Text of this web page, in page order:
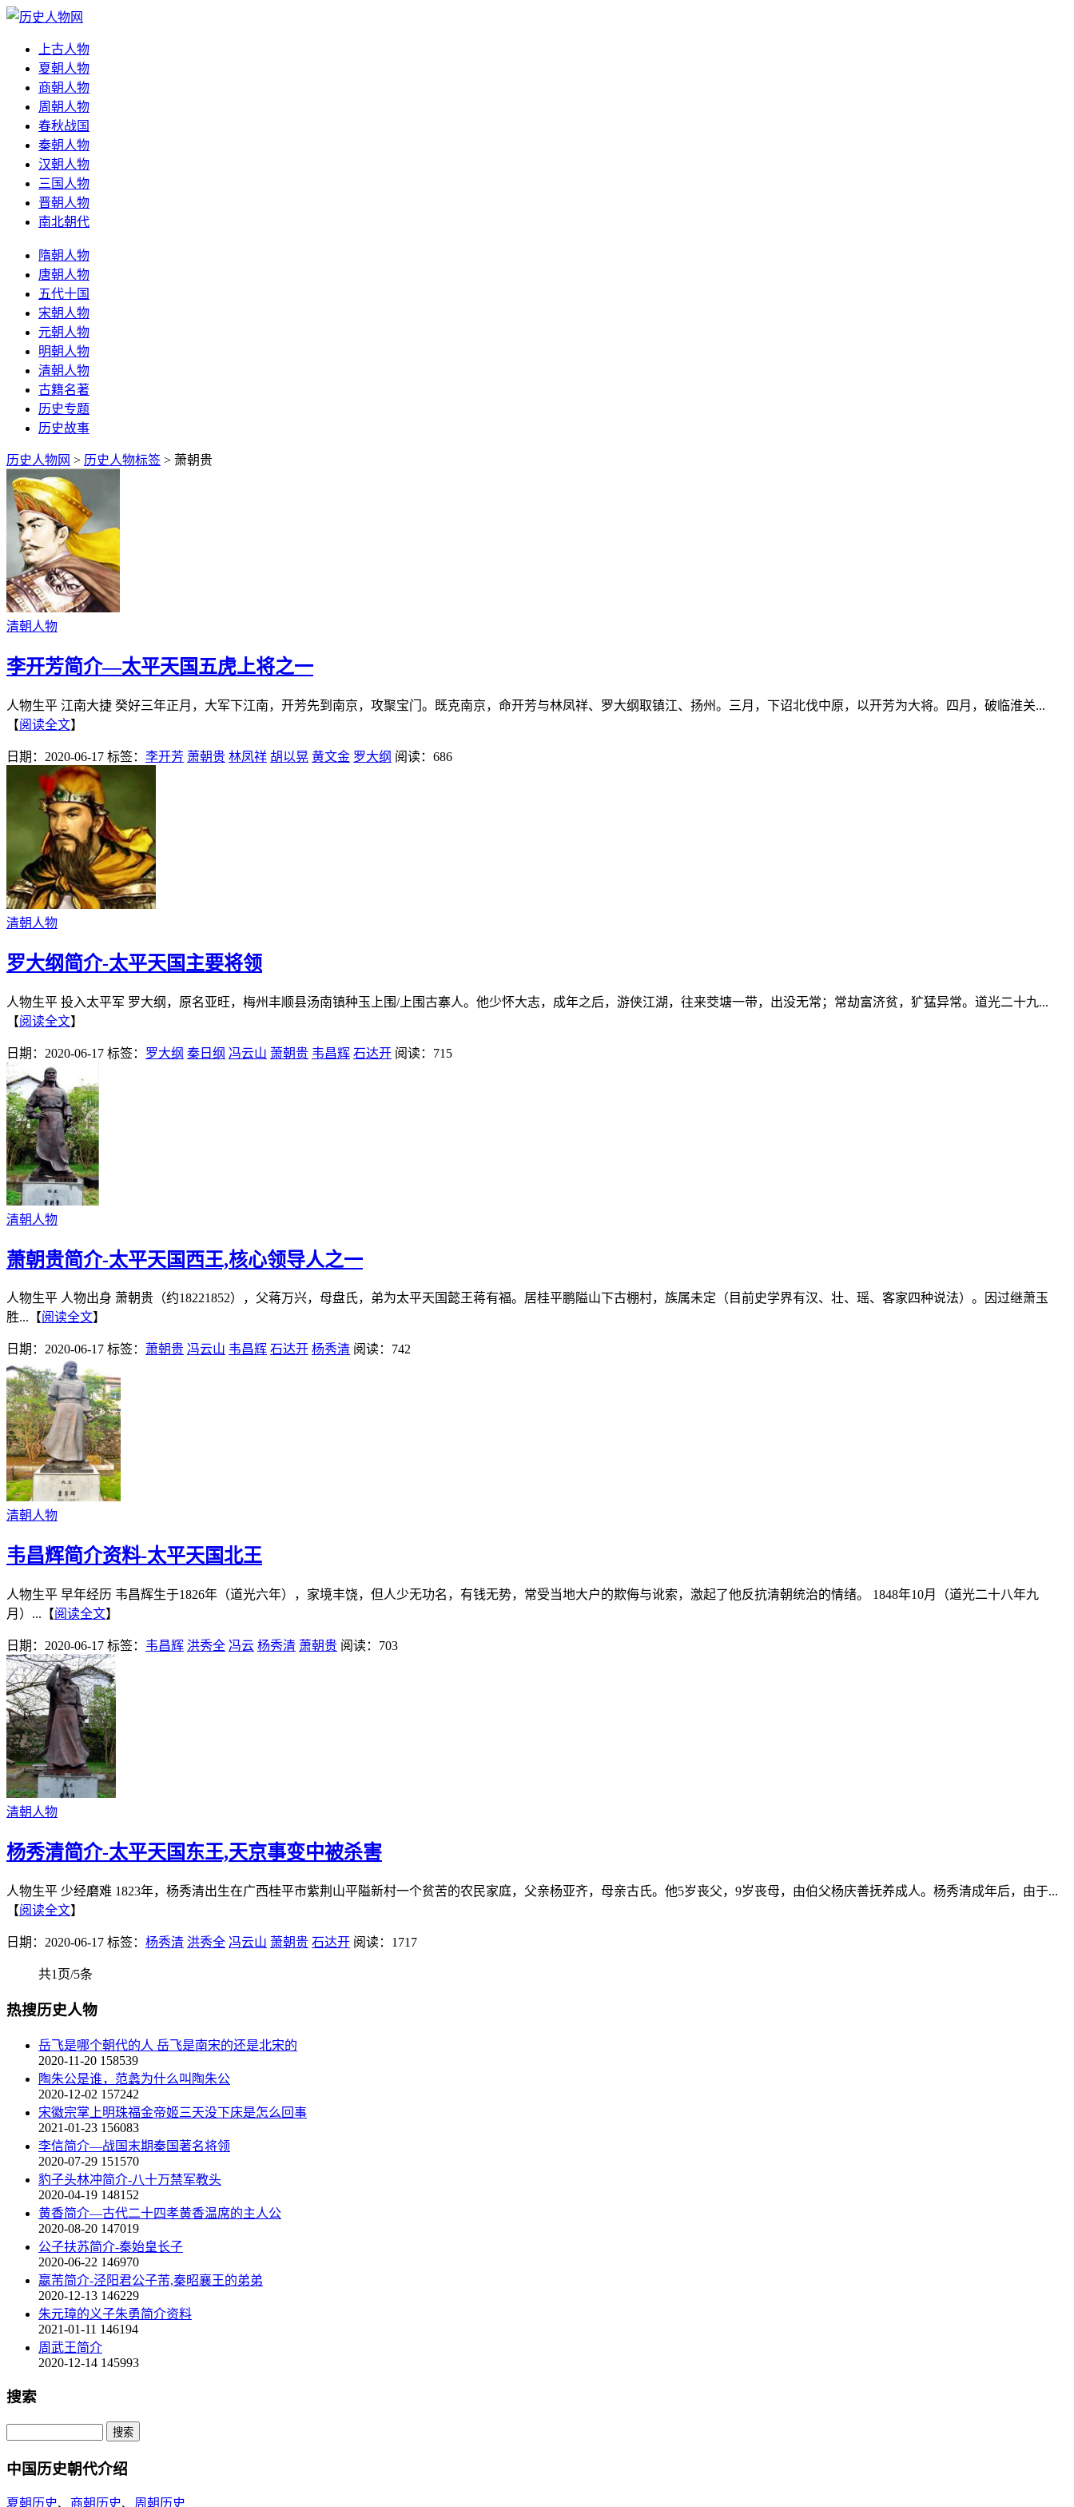
上古人物
夏朝人物
商朝人物
周朝人物
春秋战国
秦朝人物
汉朝人物
三国人物
晋朝人物
南北朝代
隋朝人物
唐朝人物
五代十国
宋朝人物
元朝人物
明朝人物
清朝人物
古籍名著
历史专题
历史故事
历史人物网 > 历史人物标签 > 萧朝贵
清朝人物
李开芳简介—太平天国五虎上将之一
人物生平 江南大捷 癸好三年正月，大军下江南，开芳先到南京，攻聚宝门。既克南京，命开芳与林凤祥、罗大纲取镇江、扬州。三月，下诏北伐中原，以开芳为大将。四月，破临淮关...
【阅读全文】
日期：2020-06-17 标签： 李开芳 萧朝贵 林凤祥 胡以晃 黄文金 罗大纲 阅读：686
清朝人物
罗大纲简介-太平天国主要将领
人物生平 投入太平军 罗大纲，原名亚旺，梅州丰顺县汤南镇种玉上围/上围古寨人。他少怀大志，成年之后，游侠江湖，往来茭塘一带，出没无常；常劫富济贫，犷猛异常。道光二十九...
【阅读全文】
日期：2020-06-17 标签： 罗大纲 秦日纲 冯云山 萧朝贵 韦昌辉 石达开 阅读：715
清朝人物
萧朝贵简介-太平天国西王,核心领导人之一
人物生平 人物出身 萧朝贵（约18221852），父蒋万兴，母盘氏，弟为太平天国懿王蒋有福。居桂平鹏隘山下古棚村，族属未定（目前史学界有汉、壮、瑶、客家四种说法）。因过继萧玉
胜...【阅读全文】
日期：2020-06-17 标签： 萧朝贵 冯云山 韦昌辉 石达开 杨秀清 阅读：742
清朝人物
韦昌辉简介资料-太平天国北王
人物生平 早年经历 韦昌辉生于1826年（道光六年），家境丰饶，但人少无功名，有钱无势，常受当地大户的欺侮与讹索，激起了他反抗清朝统治的情绪。 1848年10月（道光二十八年九
月）...【阅读全文】
日期：2020-06-17 标签： 韦昌辉 洪秀全 冯云 杨秀清 萧朝贵 阅读：703
清朝人物
杨秀清简介-太平天国东王,天京事变中被杀害
人物生平 少经磨难 1823年，杨秀清出生在广西桂平市紫荆山平隘新村一个贫苦的农民家庭，父亲杨亚齐，母亲古氏。他5岁丧父，9岁丧母，由伯父杨庆善抚养成人。杨秀清成年后，由于...
【阅读全文】
日期：2020-06-17 标签： 杨秀清 洪秀全 冯云山 萧朝贵 石达开 阅读：1717
共1页/5条
热搜历史人物
岳飞是哪个朝代的人 岳飞是南宋的还是北宋的
2020-11-20 158539
陶朱公是谁，范蠡为什么叫陶朱公
2020-12-02 157242
宋徽宗掌上明珠福金帝姬三天没下床是怎么回事
2021-01-23 156083
李信简介—战国末期秦国著名将领
2020-07-29 151570
豹子头林冲简介-八十万禁军教头
2020-04-19 148152
黄香简介—古代二十四孝黄香温席的主人公
2020-08-20 147019
公子扶苏简介-秦始皇长子
2020-06-22 146970
嬴芾简介-泾阳君公子芾,秦昭襄王的弟弟
2020-12-13 146229
朱元璋的义子朱勇简介资料
2021-01-11 146194
周武王简介
2020-12-14 145993
搜索
中国历史朝代介绍
夏朝历史、 商朝历史、 周朝历史